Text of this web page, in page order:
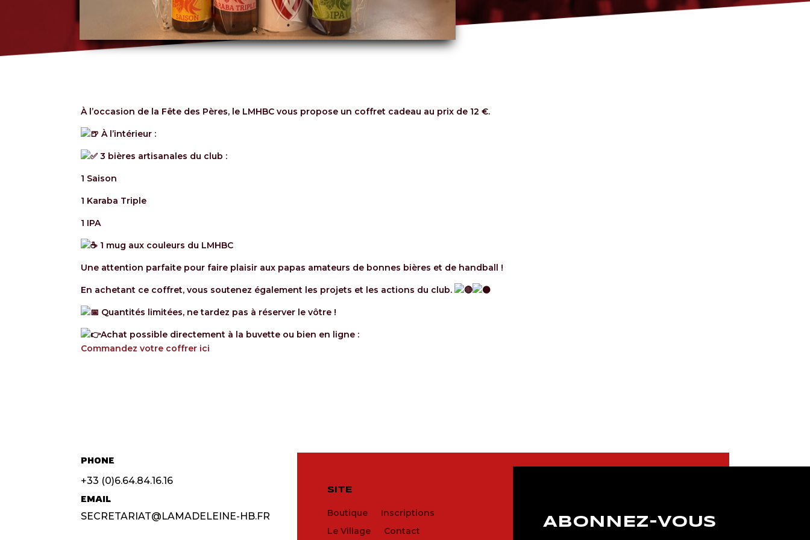
À l’occasion de la Fête des Pères, le LMHBC vous propose un coffret cadeau au prix de 12 €.
À l’intérieur :
3 bières artisanales du club :
1 Saison
1 Karaba Triple
1 IPA
1 mug aux couleurs du LMHBC
Une attention parfaite pour faire plaisir aux papas amateurs de bonnes bières et de handball !
En achetant ce coffret, vous soutenez également les projets et les actions du club.
Quantités limitées, ne tardez pas à réserver le vôtre !
Achat possible directement à la buvette ou bien en ligne :
Commandez votre coffrer ici
PHONE
+33 (0)6.64.84.16.16
EMAIL
SECRETARIAT@LAMADELEINE-HB.FR
SITE
Boutique
Inscriptions
Le Village
Contact
ABONNEZ-VOUS